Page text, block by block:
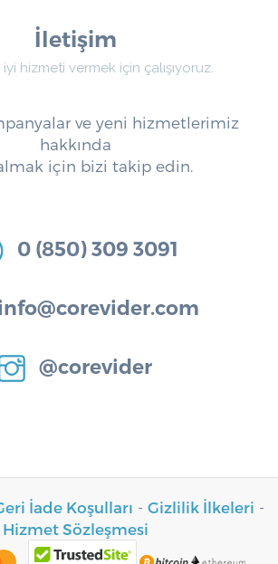
İletişim
hizmeti vermek için çalışıyoruz.
ve yeni hizmetlerimiz
hakkında
için bizi takip edin.
0 (850) 309 3091
@corevider
İade Koşulları - Gizlilik İlkeleri -
Hizmet Sözleşmesi